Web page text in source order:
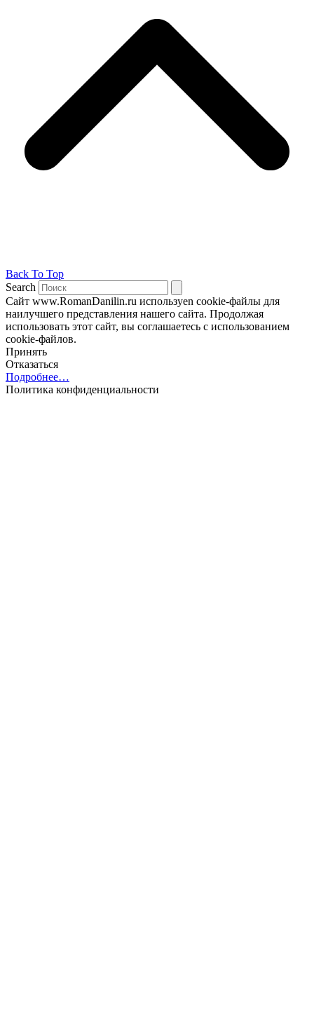
Back To Top
Search
Сайт www.RomanDanilin.ru используеn cookie-файлы для
наилучшего представления нашего сайта. Продолжая
использовать этот сайт, вы соглашаетесь с использованием
cookie-файлов.
Принять
Отказаться
Подробнее…
Политика конфиденциальности